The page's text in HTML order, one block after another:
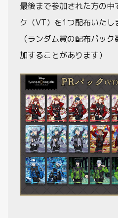
最後まで参加された方の中
ク（VT）を1つ配布いたし
（ランダム賞の配布パッ
加することがあります）